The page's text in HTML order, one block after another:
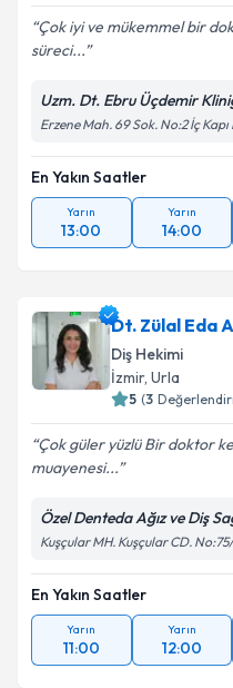
Çok iyi ve mükemmel bir
süreci...
Uzm. Dt. Ebru Üçdemir
Erzene Mah. 69 Sok. No:2 İç Kapı
En Yakın Saatler
Yarın
13:00
Yarın
14:00
Dt. Zülal Eda
Diş Hekimi
İzmir, Urla
5 (3
Çok güler yüzlü Bir doktor
muayenesi...
Özel Denteda Ağız ve Diş
Kuşçular MH. Kuşçular CD.
En Yakın Saatler
Yarın
11:00
Yarın
12:00